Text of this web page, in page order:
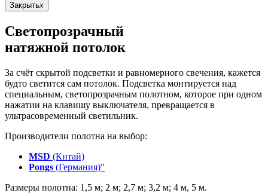
Закрытьx
Светопрозрачный
натяжной потолок
За счёт скрытой подсветки и равномерного свечения, кажется
будто светится сам потолок. Подсветка монтируется над
специальным, светопрозрачным полотном, которое при одном
нажатии на клавишу выключателя, превращается в
ультрасовременный светильник.
Производители полотна на выбор:
MSD (Китай)
Pongs (Германия)"
Размеры полотна: 1,5 м; 2 м; 2,7 м; 3,2 м; 4 м, 5 м.